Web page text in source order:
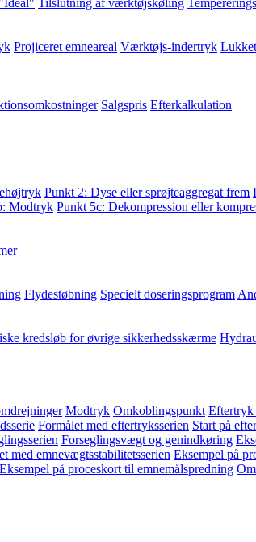
Tilslutning af værktøjskøling
Projiceret emneareal Værktøjs-indertryk
Salgspris Efterkalkulation
Punkt 2: Dyse eller sprøjteaggregat frem
Modtryk Punkt 5c: Dekompression eller
Flydestøbning Specielt doseringsprogram
kredsløb for øvrige sikkerhedsskærme
Modtryk Omkoblingspunkt Eftertryk
Formålet med eftertryksserien Start på
Forseglingsvægt og genindkøring
med emnevægtsstabilitetsserien Eksempel på
Eksempel på proceskort til emnemålspredning